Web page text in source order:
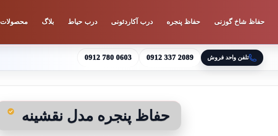
حفاظ شاخ گوزنی حفاظ پنجره درب آکاردئونی درب حیاط بلاگ محصولات
تلفن واحد فروش 0912 780 0603 0912 337 2089
حفاظ پنجره مدل نقشینه